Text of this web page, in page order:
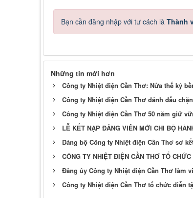
Bạn cần đăng nhập với tư cách là Thành
Những tin mới hơn
Công ty Nhiệt điện Cần Thơ: Nửa thế kỷ
Công ty Nhiệt điện Cần Thơ đánh dấu
Công ty Nhiệt điện Cần Thơ 50 năm giữ
LỄ KẾT NẠP ĐẢNG VIÊN MỚI CHI BỘ
Đảng bộ Công ty Nhiệt điện Cần Thơ sơ
CÔNG TY NHIỆT ĐIỆN CẦN THƠ TỔ
Đảng ủy Công ty Nhiệt điện Cần Thơ làm
Công ty Nhiệt điện Cần Thơ tổ chức diễn